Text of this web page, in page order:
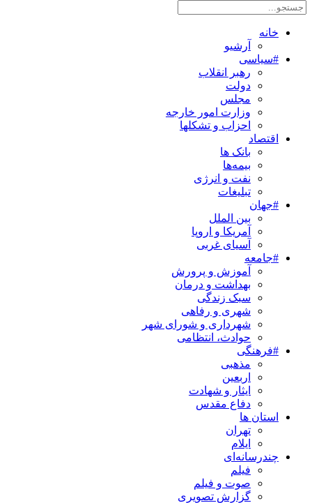
خانه
آرشیو
#سیاسی
رهبر انقلاب
دولت
مجلس
وزارت امور خارجه
احزاب و تشکلها
اقتصاد
بانک ها
بیمه‌ها
نفت و انرژی
تبلیغات
#جهان
بین الملل
آمریکا و اروپا
آسیای غربی
#جامعه
آموزش و پرورش
بهداشت و درمان
سبک زندگی
شهری و رفاهی
شهرداری و شورای شهر
حوادث، انتظامی
#فرهنگی
مذهبی
اربعین
ایثار و شهادت
دفاع مقدس
استان ها
تهران
ایلام
چندرسانه‌ای
فیلم
صوت و فیلم
گزارش تصویری